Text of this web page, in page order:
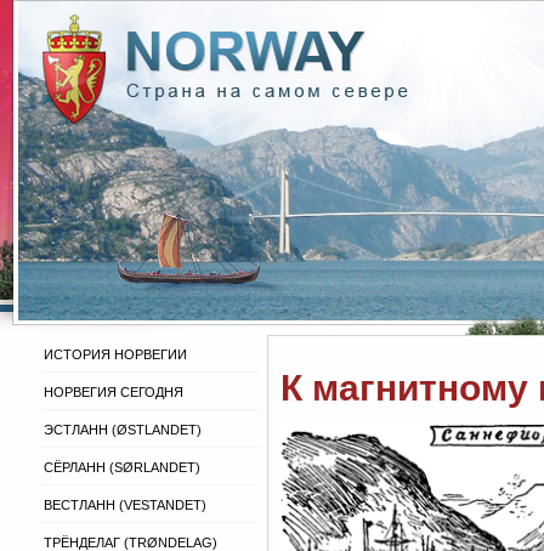
ИСТОРИЯ НОРВЕГИИ
НОРВЕГИЯ СЕГОДНЯ
ЭСТЛАНН (ØSTLANDET)
СЁРЛАНН (SØRLANDET)
ВЕСТЛАНН (VESTANDET)
ТРЁНДЕЛАГ (TRØNDELAG)
К